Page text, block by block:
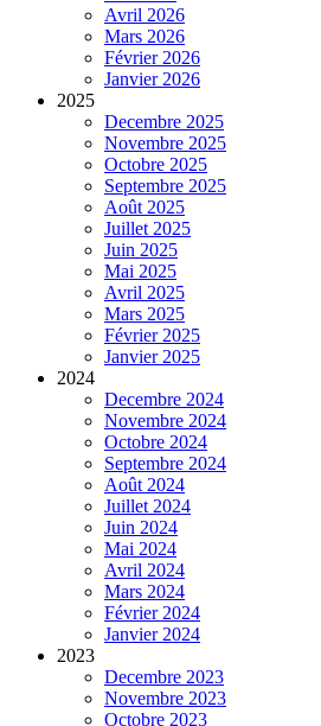
Avril 2026
Mars 2026
Février 2026
Janvier 2026
2025
Decembre 2025
Novembre 2025
Octobre 2025
Septembre 2025
Août 2025
Juillet 2025
Juin 2025
Mai 2025
Avril 2025
Mars 2025
Février 2025
Janvier 2025
2024
Decembre 2024
Novembre 2024
Octobre 2024
Septembre 2024
Août 2024
Juillet 2024
Juin 2024
Mai 2024
Avril 2024
Mars 2024
Février 2024
Janvier 2024
2023
Decembre 2023
Novembre 2023
Octobre 2023